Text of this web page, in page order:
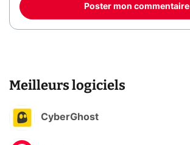
Poster mon commentaire
Meilleurs logiciels
CyberGhost